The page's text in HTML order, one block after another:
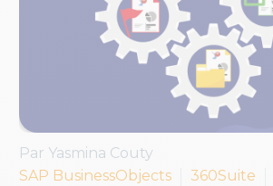
Par Yasmina Couty
SAP BusinessObjects
360Suite